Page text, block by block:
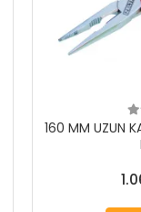
160 MM UZUN